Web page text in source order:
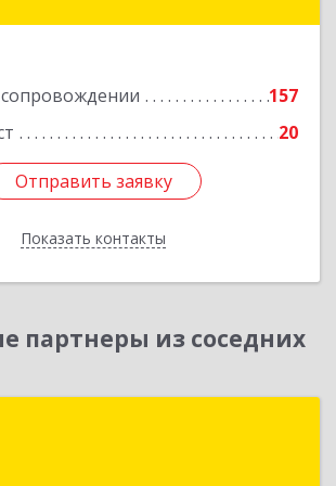
157
20
Отправить заявку
Показать контакты
Подробнее
Отправить заявку
Назад
партнеры из соседних